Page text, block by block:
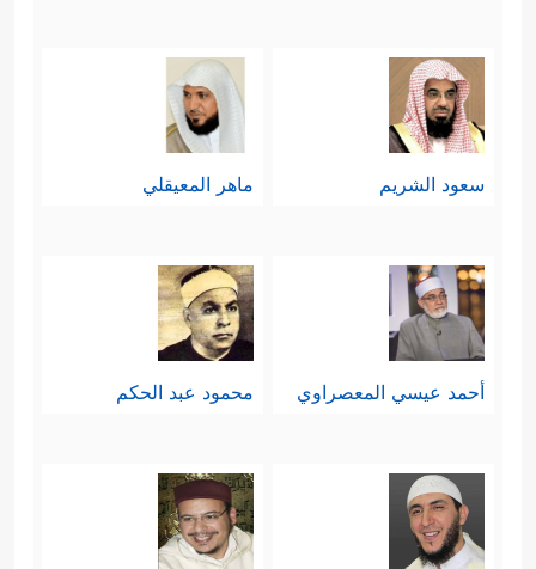
سعود الشريم ماهر المعيقلي
أحمد عيسي المعصراوي محمود عبد الحكم